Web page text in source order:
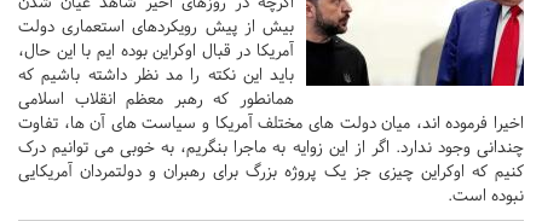
بیش از پیش رویکردهای استعماری دولت
آمریکا در قبال اوکراین بوده ایم با این حال،
باید این نکته را مد نظر داشته باشیم که
همانطور که رهبر معظم انقلاب اسلامی
اخیرا فرموده اند، میان دولت های مختلف آمریکا و سیاست های آن ها، تفاوت
چندانی وجود ندارد. اگر از این زوایه به ماجرا بنگریم، به خوبی می توانیم درک
کنیم که اوکراین چیزی جز یک پروژه بزرگ برای رهبران و دولتمردان آمریکایی
نبوده است.